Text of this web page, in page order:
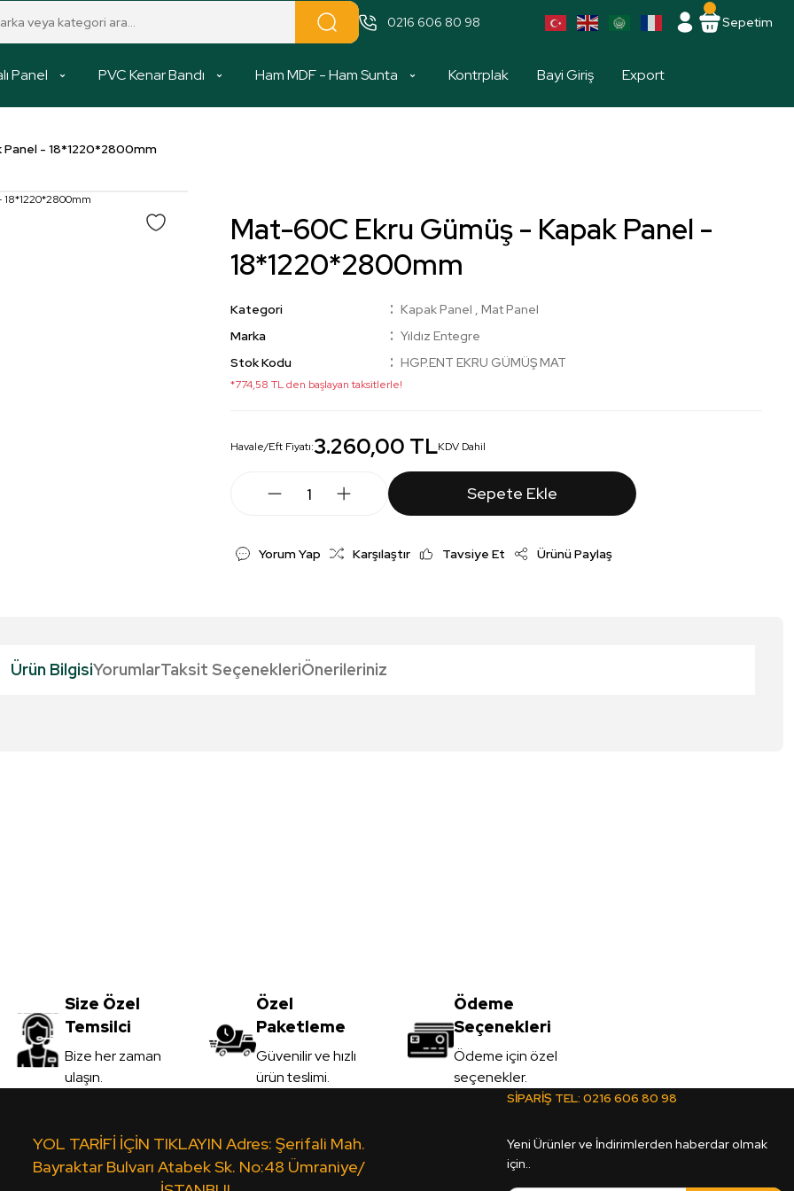
0216 606 80 98 Sepetim
Panel PVC Kenar Bandı Ham MDF - Ham Sunta Kontrplak Bayi Giriş Export
- 18*1220*2800mm
Mat-60C Ekru Gümüş - Kapak Panel -
18*1220*2800mm
Kategori Kapak Panel , Mat Panel
Marka
Yıldız Entegre
Stok Kodu
HGP.ENT EKRU GÜMÜŞ MAT
*774,58 TL den başlayan taksitlerle!
Havale/Eft Fiyatı:3.260,00 TLKDV Dahil
Sepete Ekle
Yorum Yap Karşılaştır Tavsiye Et Ürünü Paylaş
Ürün BilgisiYorumlarTaksit SeçenekleriÖnerileriniz
Gönder
3.670,00
KDV Dahil
Sipariş Ver
U.Acr-403 Parlak Ekru Antrasit - Ultra Lux Akrilik Panel - 18*1220*2800mm
Size Özel
Temsilci
Bize her zaman
ulaşın.
Özel
Paketleme
Güvenilir ve hızlı
ürün teslimi.
Ödeme
Seçenekleri
Ödeme için özel
seçenekler.
YOL TARİFİ İÇİN TIKLAYIN Adres: Şerifali Mah.
Bayraktar Bulvarı Atabek Sk. No:48 Ümraniye/
SİPARİŞ TEL: 0216 606 80 98
Yeni Ürünler ve İndirimlerden haberdar olmak
için..